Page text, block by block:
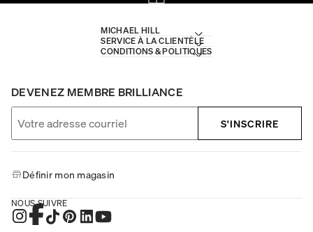
MICHAEL HILL
SERVICE À LA CLIENTÈLE
CONDITIONS & POLITIQUES
DEVENEZ MEMBRE BRILLIANCE
S'INSCRIRE
Définir mon magasin
NOUS SUIVRE